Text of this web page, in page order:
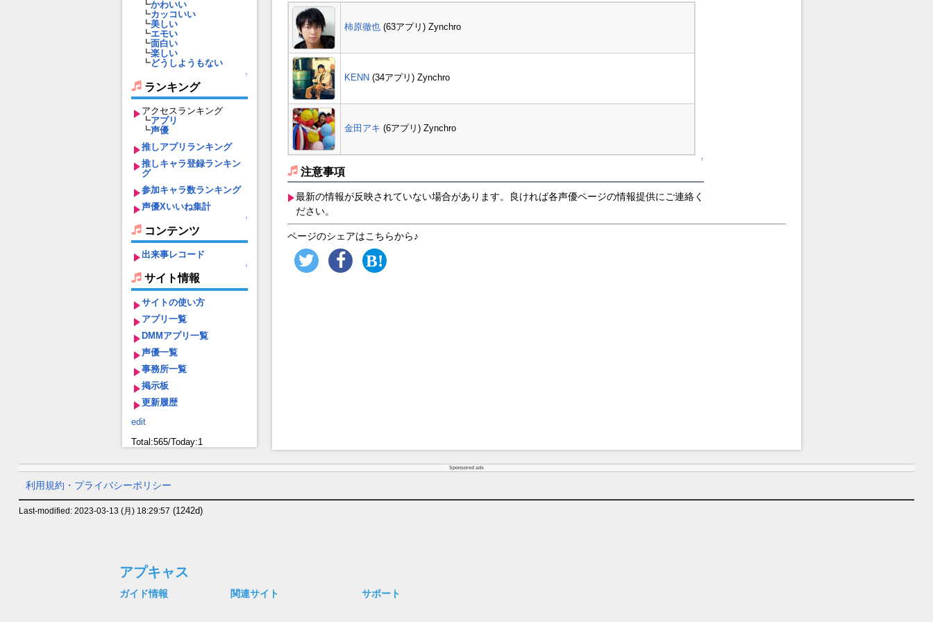
┗かわいい
┗カッコいい
┗美しい
┗エモい
┗面白い
┗楽しい
┗どうしようもない
↑
ランキング
アクセスランキング
┗アプリ
┗声優
推しアプリランキング
推しキャラ登録ランキン
グ
参加キャラ数ランキング
声優Xいいね集計
↑
コンテンツ
出来事レコード
↑
サイト情報
サイトの使い方
アプリ一覧
DMMアプリ一覧
声優一覧
事務所一覧
掲示板
更新履歴
edit
Total:565/Today:1
柿原徹也(63アプリ) Zynchro
KENN (34アプリ) Zynchro
金田アキ (6アプリ) Zynchro
↑
注意事項
最新の情報が反映されていない場合があります。良ければ各声優ページの情報提供にご連絡く
ださい。
ページのシェアはこちらから♪
Sponsored ads
利用規約・プライバシーポリシー
Last-modified: 2023-03-13 (月) 18:29:57 (1242d)
アプキャス
ガイド情報 関連サイト サポート